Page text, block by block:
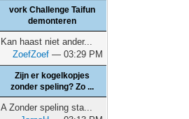
vork Challenge Taifun
demonteren
Kan haast niet ander...
ZoefZoef — 03:29 PM
Zijn er kogelkopjes
zonder speling? Zo ...
A Zonder speling sta...